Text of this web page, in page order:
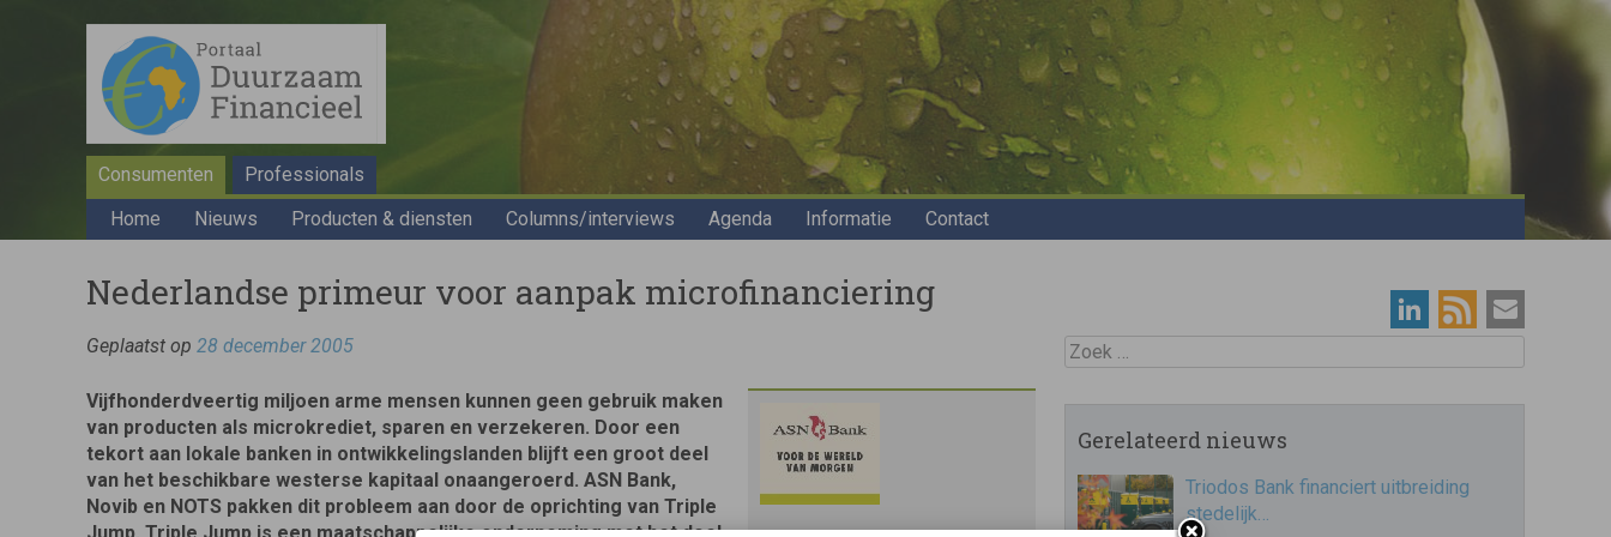
Consumenten
Professionals
Home
Nieuws Producten & diensten Columns/interviews Agenda Informatie Contact
Nederlandse primeur voor aanpak microfinanciering
Geplaatst op 28 december 2005
Vijfhonderdveertig miljoen arme mensen kunnen geen gebruik maken
van producten als microkrediet, sparen en verzekeren. Door een
tekort aan lokale banken in ontwikkelingslanden blijft een groot deel
van het beschikbare westerse kapitaal onaangeroerd. ASN Bank,
Novib en NOTS pakken dit probleem aan door de oprichting van Triple
Zoek
Gerelateerd nieuws
Triodos Bank financiert uitbreiding
stedelijk…